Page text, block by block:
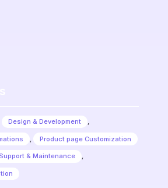
Design & Development ,
Product page Customization
& Maintenance ,